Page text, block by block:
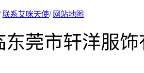
联系艾咪天使/ 网站地图
东莞市轩洋服